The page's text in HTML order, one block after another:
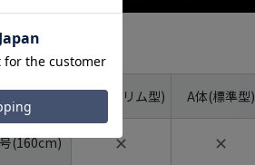
ズ
（身長）
体型 YA体(スリム型) A体(標準型)
(160cm) ✕ ✕